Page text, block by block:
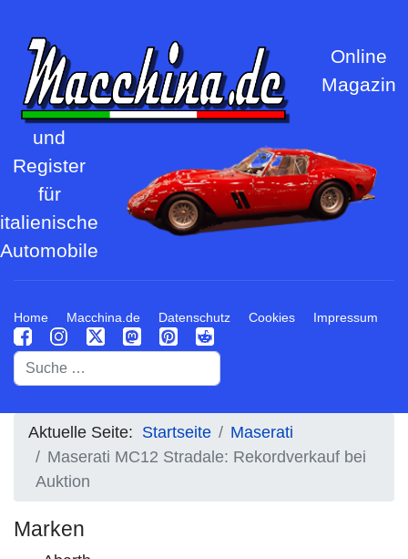
Online
Magazin
und
Register
für
italienische
Automobile
Home Macchina.de Datenschutz Cookies Impressum
Suchen
Aktuelle Seite: Startseite
Maserati
Maserati MC12 Stradale: Rekordverkauf bei
Auktion
Marken